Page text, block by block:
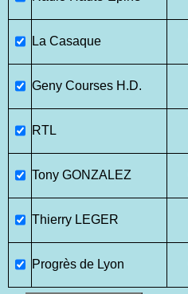
La Casaque
Geny Courses H.D.
RTL
Tony GONZALEZ
Thierry LEGER
Progrès de Lyon